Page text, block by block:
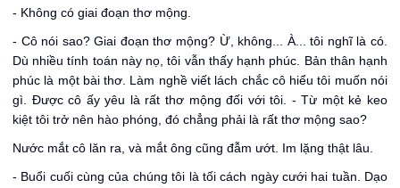
- Không có giai đoạn thơ mộng.
- Cô nói sao? Giai đoạn thơ mộng? Ừ, không... À... tôi nghĩ là có.
Dù nhiều tính toán này nọ, tôi vẫn thấy hạnh phúc. Bản thân hạnh
phúc là một bài thơ. Làm nghề viết lách chắc cô hiểu tôi muốn nói
gì. Được cô ấy yêu là rất thơ mộng đối với tôi. - Từ một kẻ keo
kiệt tôi trở nên hào phóng, đó chẳng phải là rất thơ mộng sao?
Nước mắt cô lăn ra, và mắt ông cũng đẫm ướt. Im lặng thật lâu.
- Buổi cuối cùng của chúng tôi là tối cách ngày cưới hai tuần. Dạo